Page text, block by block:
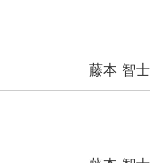
藤本 智士